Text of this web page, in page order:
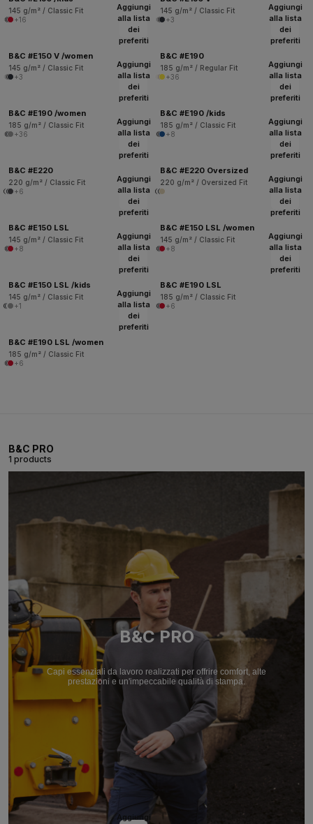
145 g/m² / Classic Fit
+16
145 g/m² / Classic Fit
+3
Aggiungi
alla lista
dei
preferiti
B&C #E150 V /women
145 g/m² / Classic Fit
+3
Aggiungi
alla lista
dei
preferiti
B&C #E190
185 g/m² / Regular Fit
+36
Aggiungi
alla lista
dei
preferiti
B&C #E190 /women
185 g/m² / Classic Fit
+36
Aggiungi
alla lista
dei
preferiti
B&C #E190 /kids
185 g/m² / Classic Fit
+8
Aggiungi
alla lista
dei
preferiti
B&C #E220
220 g/m² / Classic Fit
+6
Aggiungi
alla lista
dei
preferiti
B&C #E220 Oversized
220 g/m² / Oversized Fit
Aggiungi
alla lista
dei
preferiti
B&C #E150 LSL
145 g/m² / Classic Fit
+8
Aggiungi
alla lista
dei
preferiti
B&C #E150 LSL /women
145 g/m² / Classic Fit
+8
Aggiungi
alla lista
dei
preferiti
B&C #E150 LSL /kids
145 g/m² / Classic Fit
+1
Aggiungi
alla lista
dei
preferiti
B&C #E190 LSL
185 g/m² / Classic Fit
+6
Aggiungi
alla lista
dei
preferiti
B&C #E190 LSL /women
185 g/m² / Classic Fit
+6
B&C PRO
1 products
B&C PRO
Capi essenziali da lavoro realizzati per offrire comfort, alte
prestazioni e un'impeccabile qualità di stampa.
Aggiungi